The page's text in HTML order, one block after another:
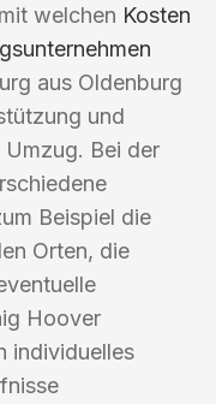
welchen Kosten
aus Oldenburg
und
Bei der
Beispiel die
Orten, die
Hoover
individuelles